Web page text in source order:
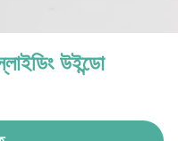
উইন্ডো